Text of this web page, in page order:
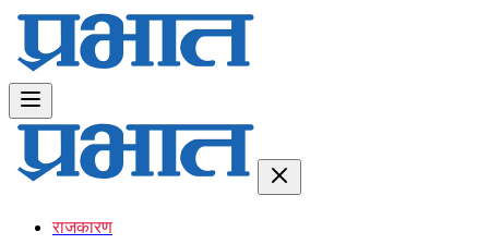
राजकारण